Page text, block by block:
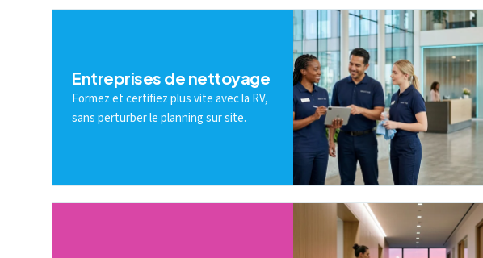
Entreprises de nettoyage
Formez et certifiez plus vite avec la RV,
sans perturber le planning sur site.